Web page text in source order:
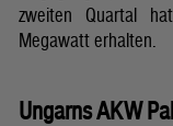
zweiten Quartal
Megawatt erhalten.
Ungarns AKW